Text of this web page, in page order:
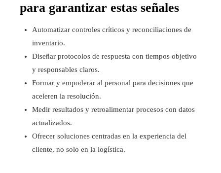
para garantizar estas señales
Automatizar controles críticos y reconciliaciones de
inventario.
Diseñar protocolos de respuesta con tiempos objetivo
y responsables claros.
Formar y empoderar al personal para decisiones que
aceleren la resolución.
Medir resultados y retroalimentar procesos con datos
actualizados.
Ofrecer soluciones centradas en la experiencia del
cliente, no solo en la logística.